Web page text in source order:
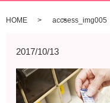
HOME accsess_img005
2017/10/13